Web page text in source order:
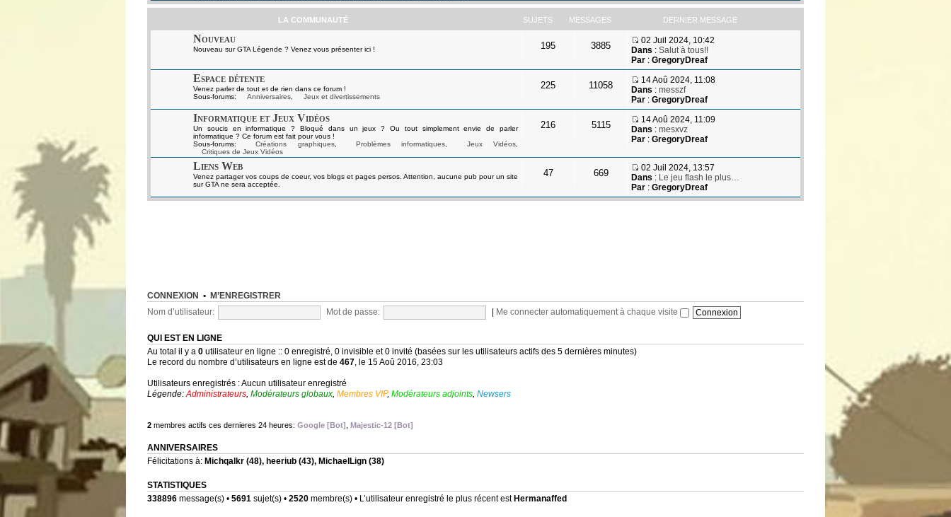
LA COMMUNAUTÉ SUJETS MESSAGES DERNIER MESSAGE
Nouveau
Nouveau sur GTA Légende ? Venez vous présenter ici ! 195 3885
02 Juil 2024, 10:42
Dans : Salut à tous!!
Par: GregoryDreaf
Espace détente
Venez parler de tout et de rien dans ce forum !
Sous-forums:
Anniversaires Jeux et divertissements
225 11058
14 Aoû 2024, 11:08
Dans : messzf
Par: GregoryDreaf
Informatique et Jeux Vidéos
Un soucis en informatique ? Bloqué dans un jeux ? Ou tout simplement envie de parler
informatique ? Ce forum est fait pour vous !
Sous-forums:
Créations graphiques, Problèmes informatiques Jeux Vidéos
Critiques de Jeux Vidéos
216 5115
14 Aoû 2024, 11:09
Dans : mesxvz
Par: GregoryDreaf
Liens Web
Venez partager vos coups de coeur, vos blogs et pages persos. Attention, aucune pub pour un site
sur GTA ne sera acceptée.
47 669
02 Juil 2024, 13:57
Dans : Le jeu flash le plus…
Par: GregoryDreaf
CONNEXION • M’ENREGISTRER
Nom d’utilisateur: Mot de passe: Me connecter automatiquement à chaque visite
QUI EST EN LIGNE
Au total il y a 0 utilisateur en ligne :: 0 enregistré, 0 invisible et 0 invité (basées sur les utilisateurs actifs des 5 dernières minutes)
Le record du nombre d’utilisateurs en ligne est de 467, le 15 Aoû 2016, 23:03
Utilisateurs enregistrés : Aucun utilisateur enregistré
Légende:Administrateurs, Modérateurs globaux, Membres VIP, Modérateurs adjoints, Newsers
2 membres actifs ces dernieres 24 heures: Google [Bot] Majestic-12 [Bot]
ANNIVERSAIRES
Félicitations à: Michqalkr (48), heeriub (43), MichaelLign (38)
STATISTIQUES
338896 message(s) • 5691 sujet(s) • 2520 membre(s) • L’utilisateur enregistré le plus récent est Hermanaffed